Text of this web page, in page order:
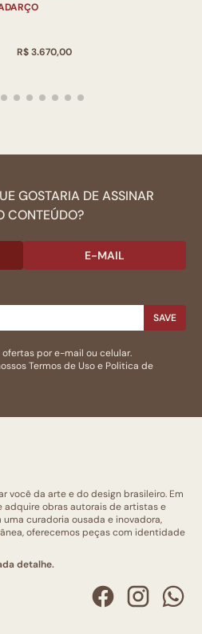
R$ 3.670,00
GOSTARIA DE ASSINAR
CONTEÚDO?
E-MAIL
SAVE
por e-mail ou celular.
Termos de Usoe Politica de
você da arte e do design brasileiro. Em
adquire obras autorais de artistas e
curadoria ousada e inovadora,
oferecemos peças com identidade
detalhe.